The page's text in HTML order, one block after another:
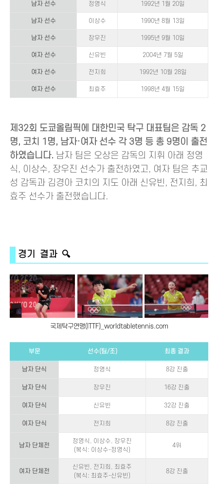
남자 선수 정영식 1992년 1월 20일
남자 선수 이상수 1990년 8월 13일
남자 선수 장우진 1995년 9월 10일
여자 선수 신유빈 2004년 7월 5일
여자 선수 전지희 1992년 10월 28일
여자 선수 최효주 1998년 4월 15일
제32회 도쿄올림픽에 대한민국 탁구 대표팀은 감독 2
명, 코치 1명, 남자·여자 선수 각 3명 등 총 9명이 출전
하였습니다. 남자 팀은 오상은 감독의 지휘 아래 정영
식, 이상수, 장우진 선수가 출전하였고, 여자 팀은 추교
성 감독과 김경아 코치의 지도 아래 신유빈, 전지희, 최
효주 선수가 출전했습니다.
경기 결과 🔍
국제탁구연맹(ITTF)_worldtabletennis.com
부문 선수(팀/조) 최종 결과
남자 단식 정영식 8강 진출
남자 단식 장우진 16강 진출
여자 단식 신유빈 32강 진출
여자 단식 전지희 8강 진출
남자 단체전
정영식, 이상수, 장우진
(복식: 이상수-정영식)
4위
여자 단체전
신유빈, 전지희, 최효주
(복식: 최효주-신유빈)
8강 진출